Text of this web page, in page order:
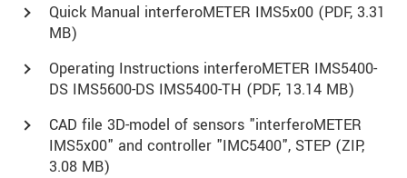
Quick Manual interferoMETER IMS5x00 (PDF, 3.31
MB)
Operating Instructions interferoMETER IMS5400-
DS IMS5600-DS IMS5400-TH (PDF, 13.14 MB)
CAD file 3D-model of sensors "interferoMETER
IMS5x00" and controller "IMC5400", STEP (ZIP,
3.08 MB)